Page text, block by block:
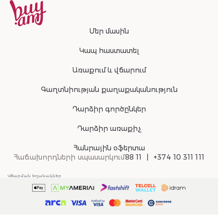
Մեր մասին
Կապ հաստատել
Առաքում և վճարում
Գաղտնիության քաղաքականություն
Դարձիր գործընկեր
Դարձիր առաքիչ
Հանրային օֆերտա
Հաճախորդների սպասարկում88 11 +374 10 311 111
Վճարման եղանակներ